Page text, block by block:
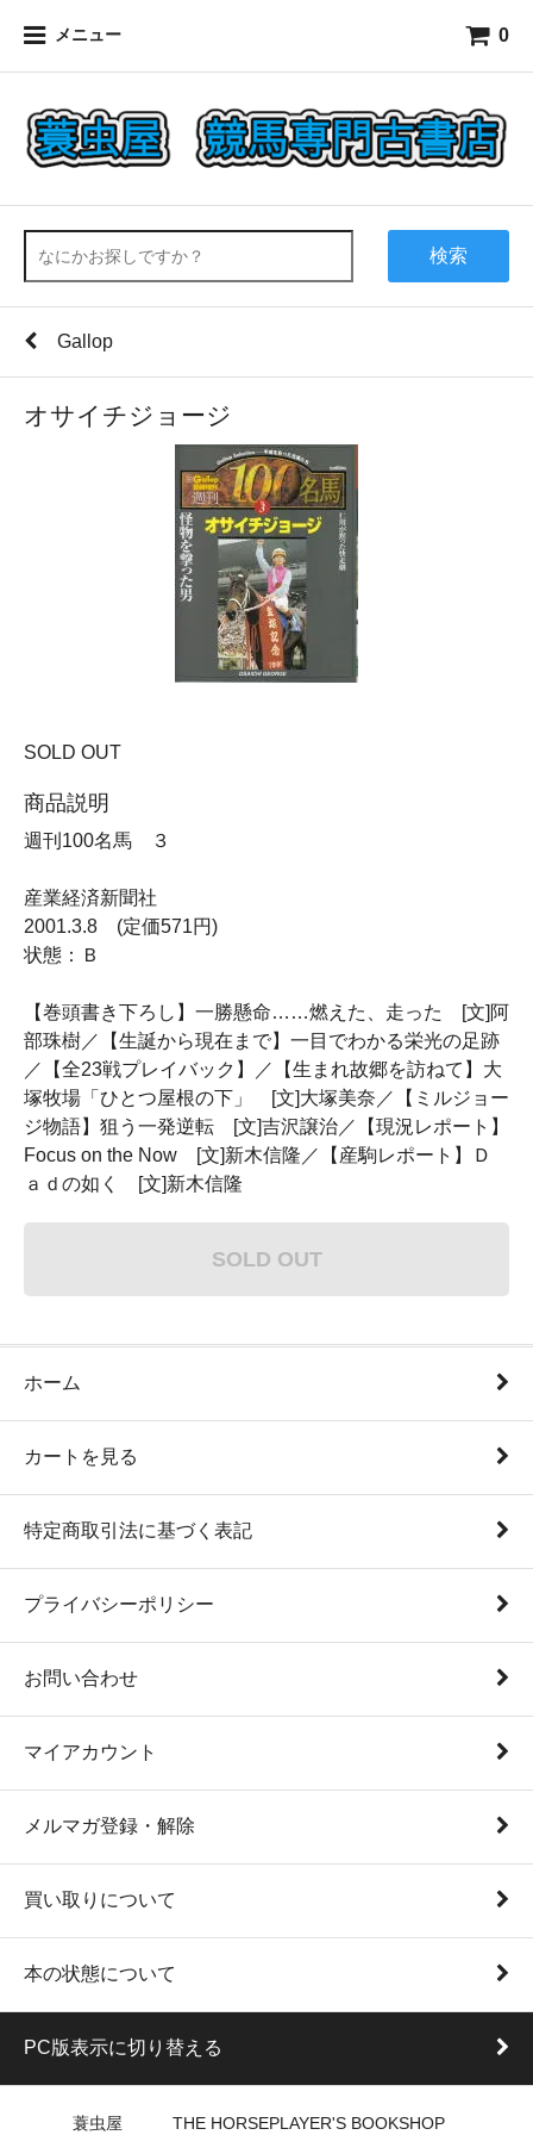
メニュー 0
検索
Gallop
オサイチジョージ
SOLD OUT
商品説明
週刊100名馬 ３
産業経済新聞社
2001.3.8 (定価571円)
状態：Ｂ
【巻頭書き下ろし】一勝懸命……燃えた、走った [文]阿
部珠樹／【生誕から現在まで】一目でわかる栄光の足跡
／【全23戦プレイバック】／【生まれ故郷を訪ねて】大
塚牧場「ひとつ屋根の下」 [文]大塚美奈／【ミルジョー
ジ物語】狙う一発逆転 [文]吉沢譲治／【現況レポート】
Focus on the Now [文]新木信隆／【産駒レポート】Ｄ
ａｄの如く [文]新木信隆
SOLD OUT
ホーム
カートを見る
特定商取引法に基づく表記
プライバシーポリシー
お問い合わせ
マイアカウント
メルマガ登録・解除
買い取りについて
本の状態について
PC版表示に切り替える
蓑虫屋 THE HORSEPLAYER'S BOOKSHOP